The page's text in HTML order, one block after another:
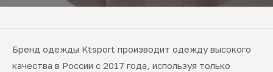
Бренд одежды Ktsport производит одежду высокого
качества в России с 2017 года, используя только